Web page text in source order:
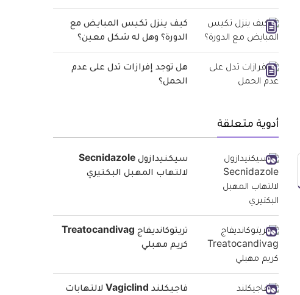
كيف ينزل تكيس المبايض مع
الدورة؟ وهل له شكل معين؟
هل توجد إفرازات تدل على عدم
الحمل؟
أدوية متعلقة
سيكنيدازول Secnidazole
لالتهاب المهبل البكتيري
تريتوكانديفاج Treatocandivag
كريم مهبلي
فاجيكلند Vagiclind لالتهابات